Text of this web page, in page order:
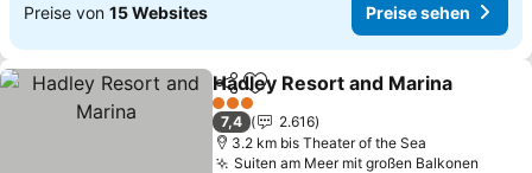
Preise von 15 Websites Preise sehen
TeilenZu Favoriten hinzufügen
Hadley Resort and Marina
3 Sterne
7,4
2.616
3.2 km bis Theater of the Sea
Suiten am Meer mit großen Balkonen